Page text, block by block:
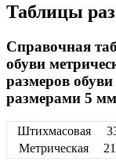
Таблицы
Справочная
обуви
размеров
размерами 5 мм
Штихмасовая
Метрическая